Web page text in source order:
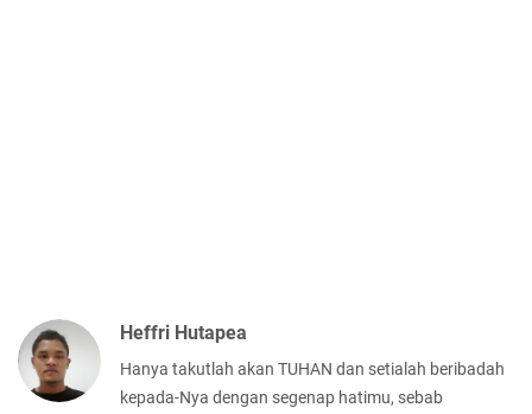
Heffri Hutapea
Hanya takutlah akan TUHAN dan setialah beribadah
kepada-Nya dengan segenap hatimu, sebab